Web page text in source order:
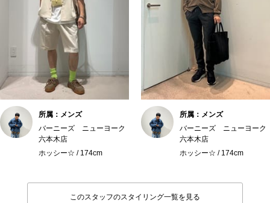
所属：メンズ
バーニーズ ニューヨーク
六本木店
ホッシー☆ / 174cm
所属：メンズ
バーニーズ ニューヨーク
六本木店
ホッシー☆ / 174cm
このスタッフのスタイリング一覧を見る